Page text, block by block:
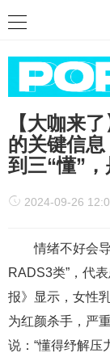
【大咖来
的关键信
到三“懂”
2024-09-26
情绪不好会
RADS3类”，代
报》显示，女性
为红颜杀手，严
说：“懂得纾解压